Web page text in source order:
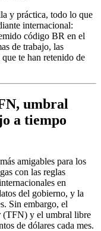
y práctica, todo lo que
internacional:
código BR en el
de trabajo, las
te han retenido de
umbral
a tiempo
amigables para los
con las reglas
en
del gobierno, y la
Sin embargo, el
(TFN) y el umbral libre
de dólares cada mes.